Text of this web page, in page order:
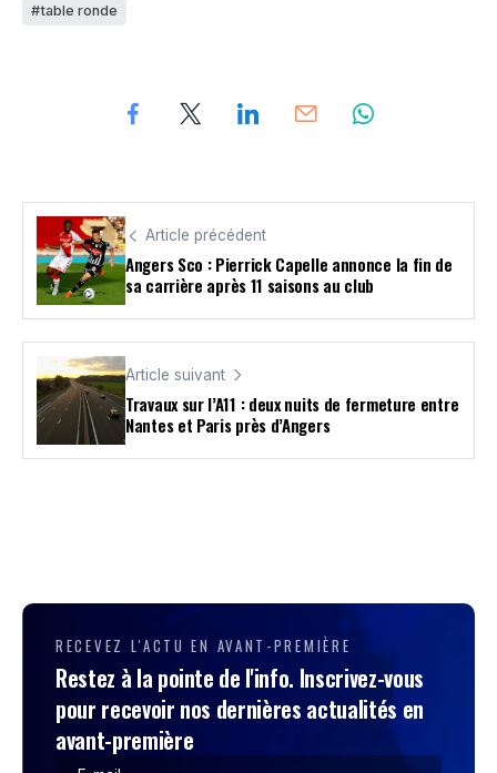
table ronde
Article précédent
Angers Sco : Pierrick Capelle annonce la fin de
sa carrière après 11 saisons au club
Article suivant
Travaux sur l’A11 : deux nuits de fermeture entre
Nantes et Paris près d’Angers
RECEVEZ L'ACTU EN AVANT-PREMIÈRE
Restez à la pointe de l'info. Inscrivez-vous
pour recevoir nos dernières actualités en
avant-première